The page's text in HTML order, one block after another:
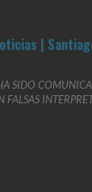
SIDO
FALSAS